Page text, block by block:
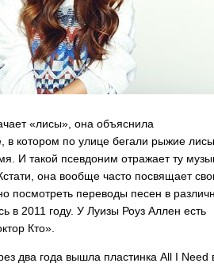
«лисы», она объяснила
в котором по улице бегали рыжие
И такой псевдоним отражает ту
Кстати, она вообще часто посвящает
посмотреть переводы песен в
в 2011 году. У Луизы Роуз Аллен есть
Кто».
два года вышла пластинка All I Need